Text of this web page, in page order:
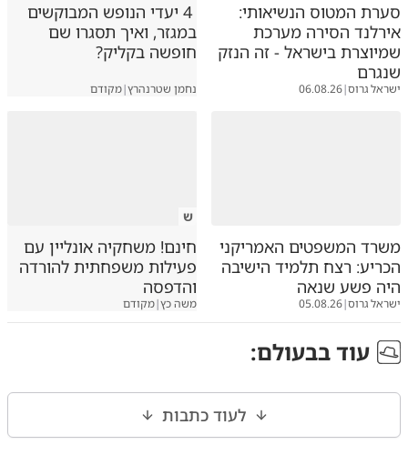
סערת המטוס הנשיאותי:
אירלנד הסירה מערכת
שמיוצרת בישראל - זה הנזק
שנגרם
ישראל גרוס|
06.08.26
4 יעדי הנופש המבוקשים
במגזר, ואיך תסגרו שם
חופשה בקליק?
נחמן שטרנהרץ|מקודם
משרד המשפטים האמריקני
הכריע: רצח תלמיד הישיבה
היה פשע שנאה
ישראל גרוס|
05.08.26
ש
חינם! משחקיה אונליין עם
פעילות משפחתית להורדה
והדפסה
משה כץ|מקודם
עוד בבעולם:
לעוד כתבות